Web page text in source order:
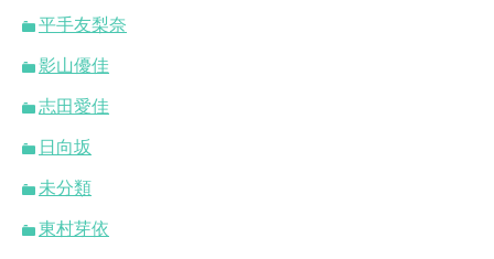
平手友梨奈
影山優佳
志田愛佳
日向坂
未分類
東村芽依